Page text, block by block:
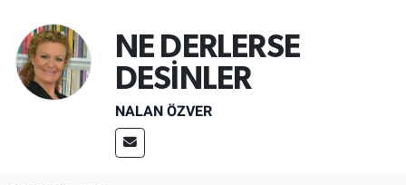
NE DERLERSE
DESİNLER
NALAN ÖZVER
Gündem
Türkiye
Eskişehirspor Arşivi
Eskişehir Arşivi
Süper Lig Puan Durumu ve Fikstür
Tüm Manşetler
Son Dakika Haberleri